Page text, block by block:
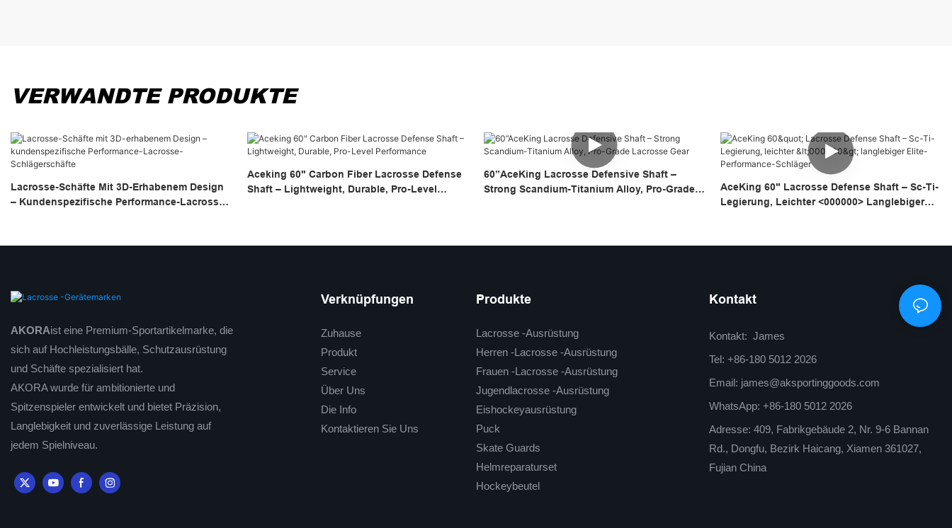
VERWANDTE PRODUKTE
Lacrosse-Schäfte Mit 3D-Erhabenem Design
– Kundenspezifische Performance-Lacrosse-
Aceking 60" Carbon Fiber Lacrosse Defense
Shaft – Lightweight, Durable, Pro-Level
60”AceKing Lacrosse Defensive Shaft –
Strong Scandium-Titanium Alloy, Pro-Grade
AceKing 60" Lacrosse Defense Shaft – Sc-Ti-
Legierung, Leichter <000000> Langlebiger
AKORAist eine Premium-Sportartikelmarke, die
sich auf Hochleistungsbälle, Schutzausrüstung
und Schäfte spezialisiert hat.
AKORA wurde für ambitionierte und
Spitzenspieler entwickelt und bietet Präzision,
Langlebigkeit und zuverlässige Leistung auf
jedem Spielniveau.
Verknüpfungen
Zuhause
Produkt
Service
Über Uns
Die Info
Kontaktieren Sie Uns
Produkte
Lacrosse -Ausrüstung
Herren -Lacrosse -Ausrüstung
Frauen -Lacrosse -Ausrüstung
Jugendlacrosse -Ausrüstung
Eishockeyausrüstung
Puck
Skate Guards
Helmreparaturset
Hockeybeutel
Kontakt
Kontakt: James
Tel: +86-180 5012 2026
Email: james@aksportinggoods.com
WhatsApp: +86-180 5012 2026
Adresse: 409, Fabrikgebäude 2, Nr. 9-6 Bannan
Rd., Dongfu, Bezirk Haicang, Xiamen 361027,
Fujian China